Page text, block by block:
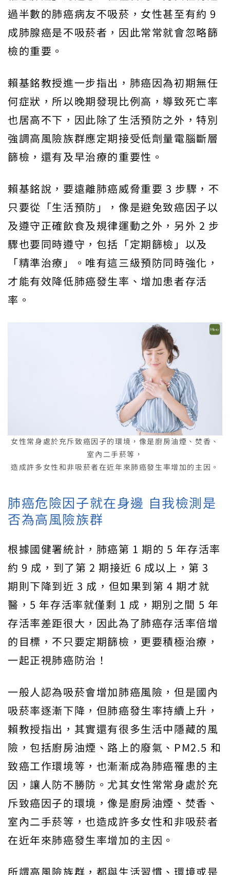
過半數的肺癌病友不吸菸，女性甚至有約 9
成肺腺癌是不吸菸者，因此常常就會忽略篩
檢的重要。
賴基銘教授進一步指出，肺癌因為初期無任
何症狀，所以晚期發現比例高，導致死亡率
也居高不下，因此除了生活預防之外，特別
強調高風險族群應定期接受低劑量電腦斷層
篩檢，還有及早治療的重要性。
賴基銘說，要遠離肺癌威脅重要 3 步驟，不
只要從「生活預防」，像是避免致癌因子以
及遵守正確飲食及規律運動之外，另外 2 步
驟也要同時遵守，包括「定期篩檢」以及
「精準治療」。唯有這三級預防同時強化，
才能有效降低肺癌發生率、增加患者存活
率。
女性常身處於充斥致癌因子的環境，像是廚房油煙、焚香、
室內二手菸等，
造成許多女性和非吸菸者在近年來肺癌發生率增加的主因。
肺癌危險因子就在身邊 自我檢測是
否為高風險族群
根據國健署統計，肺癌第 1 期的 5 年存活率
約 9 成，到了第 2 期接近 6 成以上，第 3
期則下降到近 3 成，但如果到第 4 期才就
醫，5 年存活率就僅剩 1 成，期別之間 5 年
存活率差距很大，因此為了肺癌存活率倍增
的目標，不只要定期篩檢，更要積極治療，
一起正視肺癌防治！
一般人認為吸菸會增加肺癌風險，但是國內
吸菸率逐漸下降，但肺癌發生率持續上升，
賴教授指出，其實還有很多生活中隱藏的風
險，包括廚房油煙、路上的廢氣、PM2.5 和
致癌工作環境等，也漸漸成為肺癌罹患的主
因，讓人防不勝防。尤其女性常常身處於充
斥致癌因子的環境，像是廚房油煙、焚香、
室內二手菸等，也造成許多女性和非吸菸者
在近年來肺癌發生率增加的主因。
所謂高風險族群，都與生活習慣、環境或是